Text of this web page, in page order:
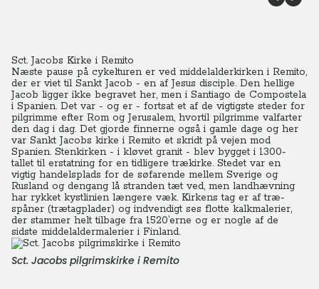
Sct. Jacobs Kirke i Remito
Næste pause på cykelturen er ved middelalderkirken i Remito,
der er viet til Sankt Jacob - en af Jesus disciple. Den hellige
Jacob ligger ikke begravet her, men i Santiago de Compostela
i Spanien. Det var - og er - fortsat et af de vigtigste steder for
pilgrimme efter Rom og Jerusalem, hvortil pilgrimme valfarter
den dag i dag. Det gjorde finnerne også i gamle dage og her
var Sankt Jacobs kirke i Remito et skridt på vejen mod
Spanien. Stenkirken - i kløvet granit - blev bygget i 1300-
tallet til erstatning for en tidligere trækirke. Stedet var en
vigtig handelsplads for de søfarende mellem Sverige og
Rusland og dengang lå stranden tæt ved, men landhævning
har rykket kystlinien længere væk. Kirkens tag er af træ-
spåner (trætagplader) og indvendigt ses flotte kalkmalerier,
der stammer helt tilbage fra 1520’erne og er nogle af de
sidste middelaldermalerier i Finland.
Sct. Jacobs pilgrimskirke i Remito